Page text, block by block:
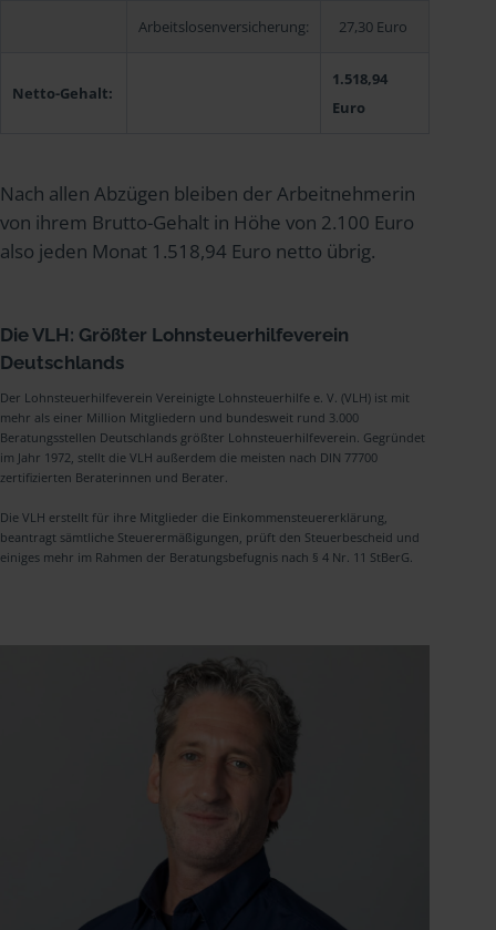
Arbeitslosenversicherung: 27,30 Euro
Netto-Gehalt:
1.518,94
Euro
Nach allen Abzügen bleiben der Arbeitnehmerin
von ihrem Brutto-Gehalt in Höhe von 2.100 Euro
also jeden Monat 1.518,94 Euro netto übrig.
Die VLH: Größter Lohnsteuerhilfeverein
Deutschlands
Der Lohnsteuerhilfeverein Vereinigte Lohnsteuerhilfe e. V. (VLH) ist mit
mehr als einer Million Mitgliedern und bundesweit rund 3.000
Beratungsstellen Deutschlands größter Lohnsteuerhilfeverein. Gegründet
im Jahr 1972, stellt die VLH außerdem die meisten nach DIN 77700
zertifizierten Beraterinnen und Berater.
Die VLH erstellt für ihre Mitglieder die Einkommensteuererklärung,
beantragt sämtliche Steuerermäßigungen, prüft den Steuerbescheid und
einiges mehr im Rahmen der Beratungsbefugnis nach § 4 Nr. 11 StBerG.